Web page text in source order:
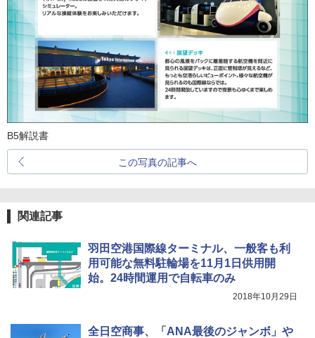
B5解説書
この写真の記事へ
関連記事
羽田空港国際線ターミナル、一般客も利
用可能な無料駐輪場を11月1日供用開
始。24時間運用で自転車のみ
2018年10月29日
全日空商事、「ANA最後のジャンボ」や